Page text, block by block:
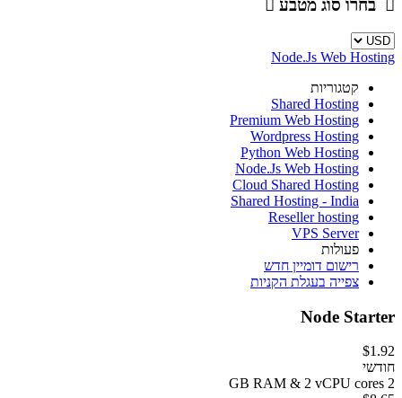
בחרו סוג מטבע
Node.Js Web Hosting
קטגוריות
Shared Hosting
Premium Web Hosting
Wordpress Hosting
Python Web Hosting
Node.Js Web Hosting
Cloud Shared Hosting
Shared Hosting - India
Reseller hosting
VPS Server
פעולות
רישום דומיין חדש
צפייה בעגלת הקניות
Node Starter
$1.92
חודשי
2 GB RAM & 2 vCPU cores